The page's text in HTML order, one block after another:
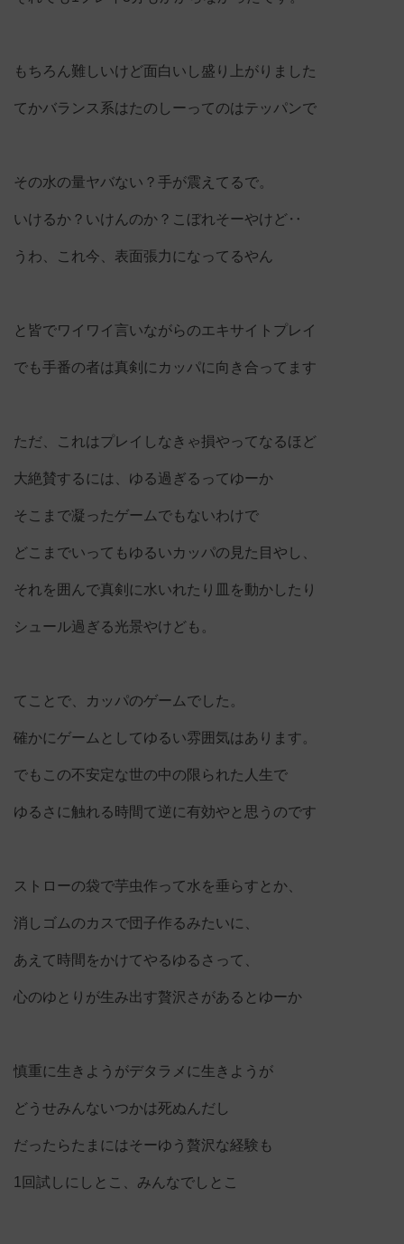
もちろん難しいけど面白いし盛り上がりました
てかバランス系はたのしーってのはテッパンで
その水の量ヤバない？手が震えてるで。
いけるか？いけんのか？こぼれそーやけど‥
うわ、これ今、表面張力になってるやん
と皆でワイワイ言いながらのエキサイトプレイ
でも手番の者は真剣にカッパに向き合ってます
ただ、これはプレイしなきゃ損やってなるほど
大絶賛するには、ゆる過ぎるってゆーか
そこまで凝ったゲームでもないわけで
どこまでいってもゆるいカッパの見た目やし、
それを囲んで真剣に水いれたり皿を動かしたり
シュール過ぎる光景やけども。
てことで、カッパのゲームでした。
確かにゲームとしてゆるい雰囲気はあります。
でもこの不安定な世の中の限られた人生で
ゆるさに触れる時間て逆に有効やと思うのです
ストローの袋で芋虫作って水を垂らすとか、
消しゴムのカスで団子作るみたいに、
あえて時間をかけてやるゆるさって、
心のゆとりが生み出す贅沢さがあるとゆーか
慎重に生きようがデタラメに生きようが
どうせみんないつかは死ぬんだし
だったらたまにはそーゆう贅沢な経験も
1回試しにしとこ、みんなでしとこ